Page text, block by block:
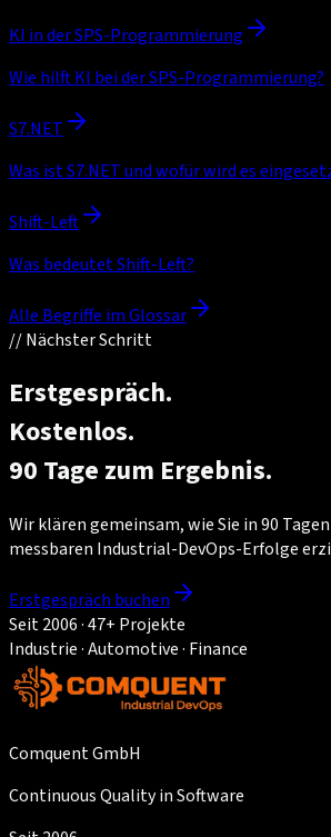
KI in der SPS-Programmierung
Wie hilft KI bei der SPS-Programmierung?
S7.NET
Was ist S7.NET und wofür wird es
Shift-Left
Was bedeutet Shift-Left?
Alle Begriffe im Glossar
//Nächster Schritt
Erstgespräch.
Kostenlos.
90 Tage zum Ergebnis.
Wir klären gemeinsam, wie Sie in 90
messbaren Industrial-DevOps-Erfolge
Erstgespräch buchen
Seit 2006 · 47+ Projekte
Industrie · Automotive · Finance
Comquent GmbH
Continuous Quality in Software